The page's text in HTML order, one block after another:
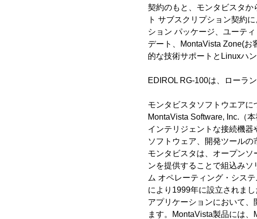
契約のもと、モンタビスタか
ト サブスクリプション契約
ション パッケージ、ユーテ
デート、MontaVista Zone(お
的な技術サポートとLinuxハ
EDIROL RG-100は、ローラ
モンタビスタソフトウエアに
MontaVista Software, Inc.（
インテリジェントな接続機
ソフトウェア、開発ツールの
モンタビスタは、オープン
ンを提供することで組込み
ム オペレーティング・シス
により1999年に設立されま
アプリケーションにおいて
ます。MontaVista製品には、